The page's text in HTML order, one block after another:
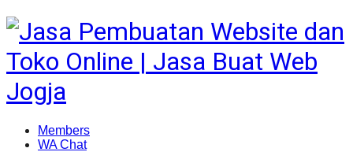
Members
WA Chat